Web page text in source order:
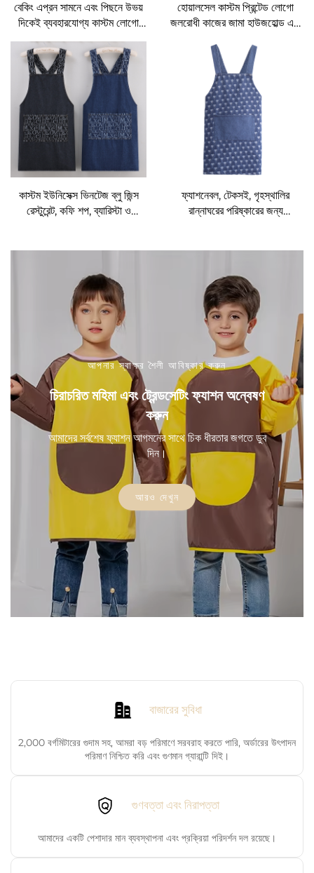
বেকিং এপ্রন সামনে এবং পিছনে উভয়
দিকেই ব্যবহারযোগ্য কাস্টম লোগো
শেফ টাসলন ফেব্রিক জাপানিজ রান্নার
এপ্রন
হোয়ালসেল কাস্টম প্রিন্টেড লোগো
জলরোধী কাজের জামা হাউজহোল্ড এবং
কাস্টম ইউনিসেক্স ভিনটেজ ব্লু জিন্স
রেস্টুরেন্ট, কফি শপ, ব্যারিস্টা ও
ফ্যাশনেবল, টেকসই, গৃহস্থালির
রান্নাঘরের পরিষ্কারের জন্য
আপনার স্বাক্ষর শৈলী আবিষ্কার করুন
চিরাচরিত মহিমা এবং ট্রেন্ডসেটিং ফ্যাশন অন্বেষণ
করুন
আমাদের সর্বশেষ ফ্যাশন আগমনের সাথে চিক ধীরতার জগতে ডুব
দিন।
আরও দেখুন
বাজারের সুবিধা
2,000 বর্গমিটারের গুদাম সহ, আমরা বড় পরিমাণে সরবরাহ করতে পারি, অর্ডারের উৎপাদন
পরিমাণ নিশ্চিত করি এবং গুণমান গ্যারান্টি দিই।
গুণবত্তা এবং নিরাপত্তা
আমাদের একটি পেশাদার মান ব্যবস্থাপনা এবং প্রক্রিয়া পরিদর্শন দল রয়েছে।